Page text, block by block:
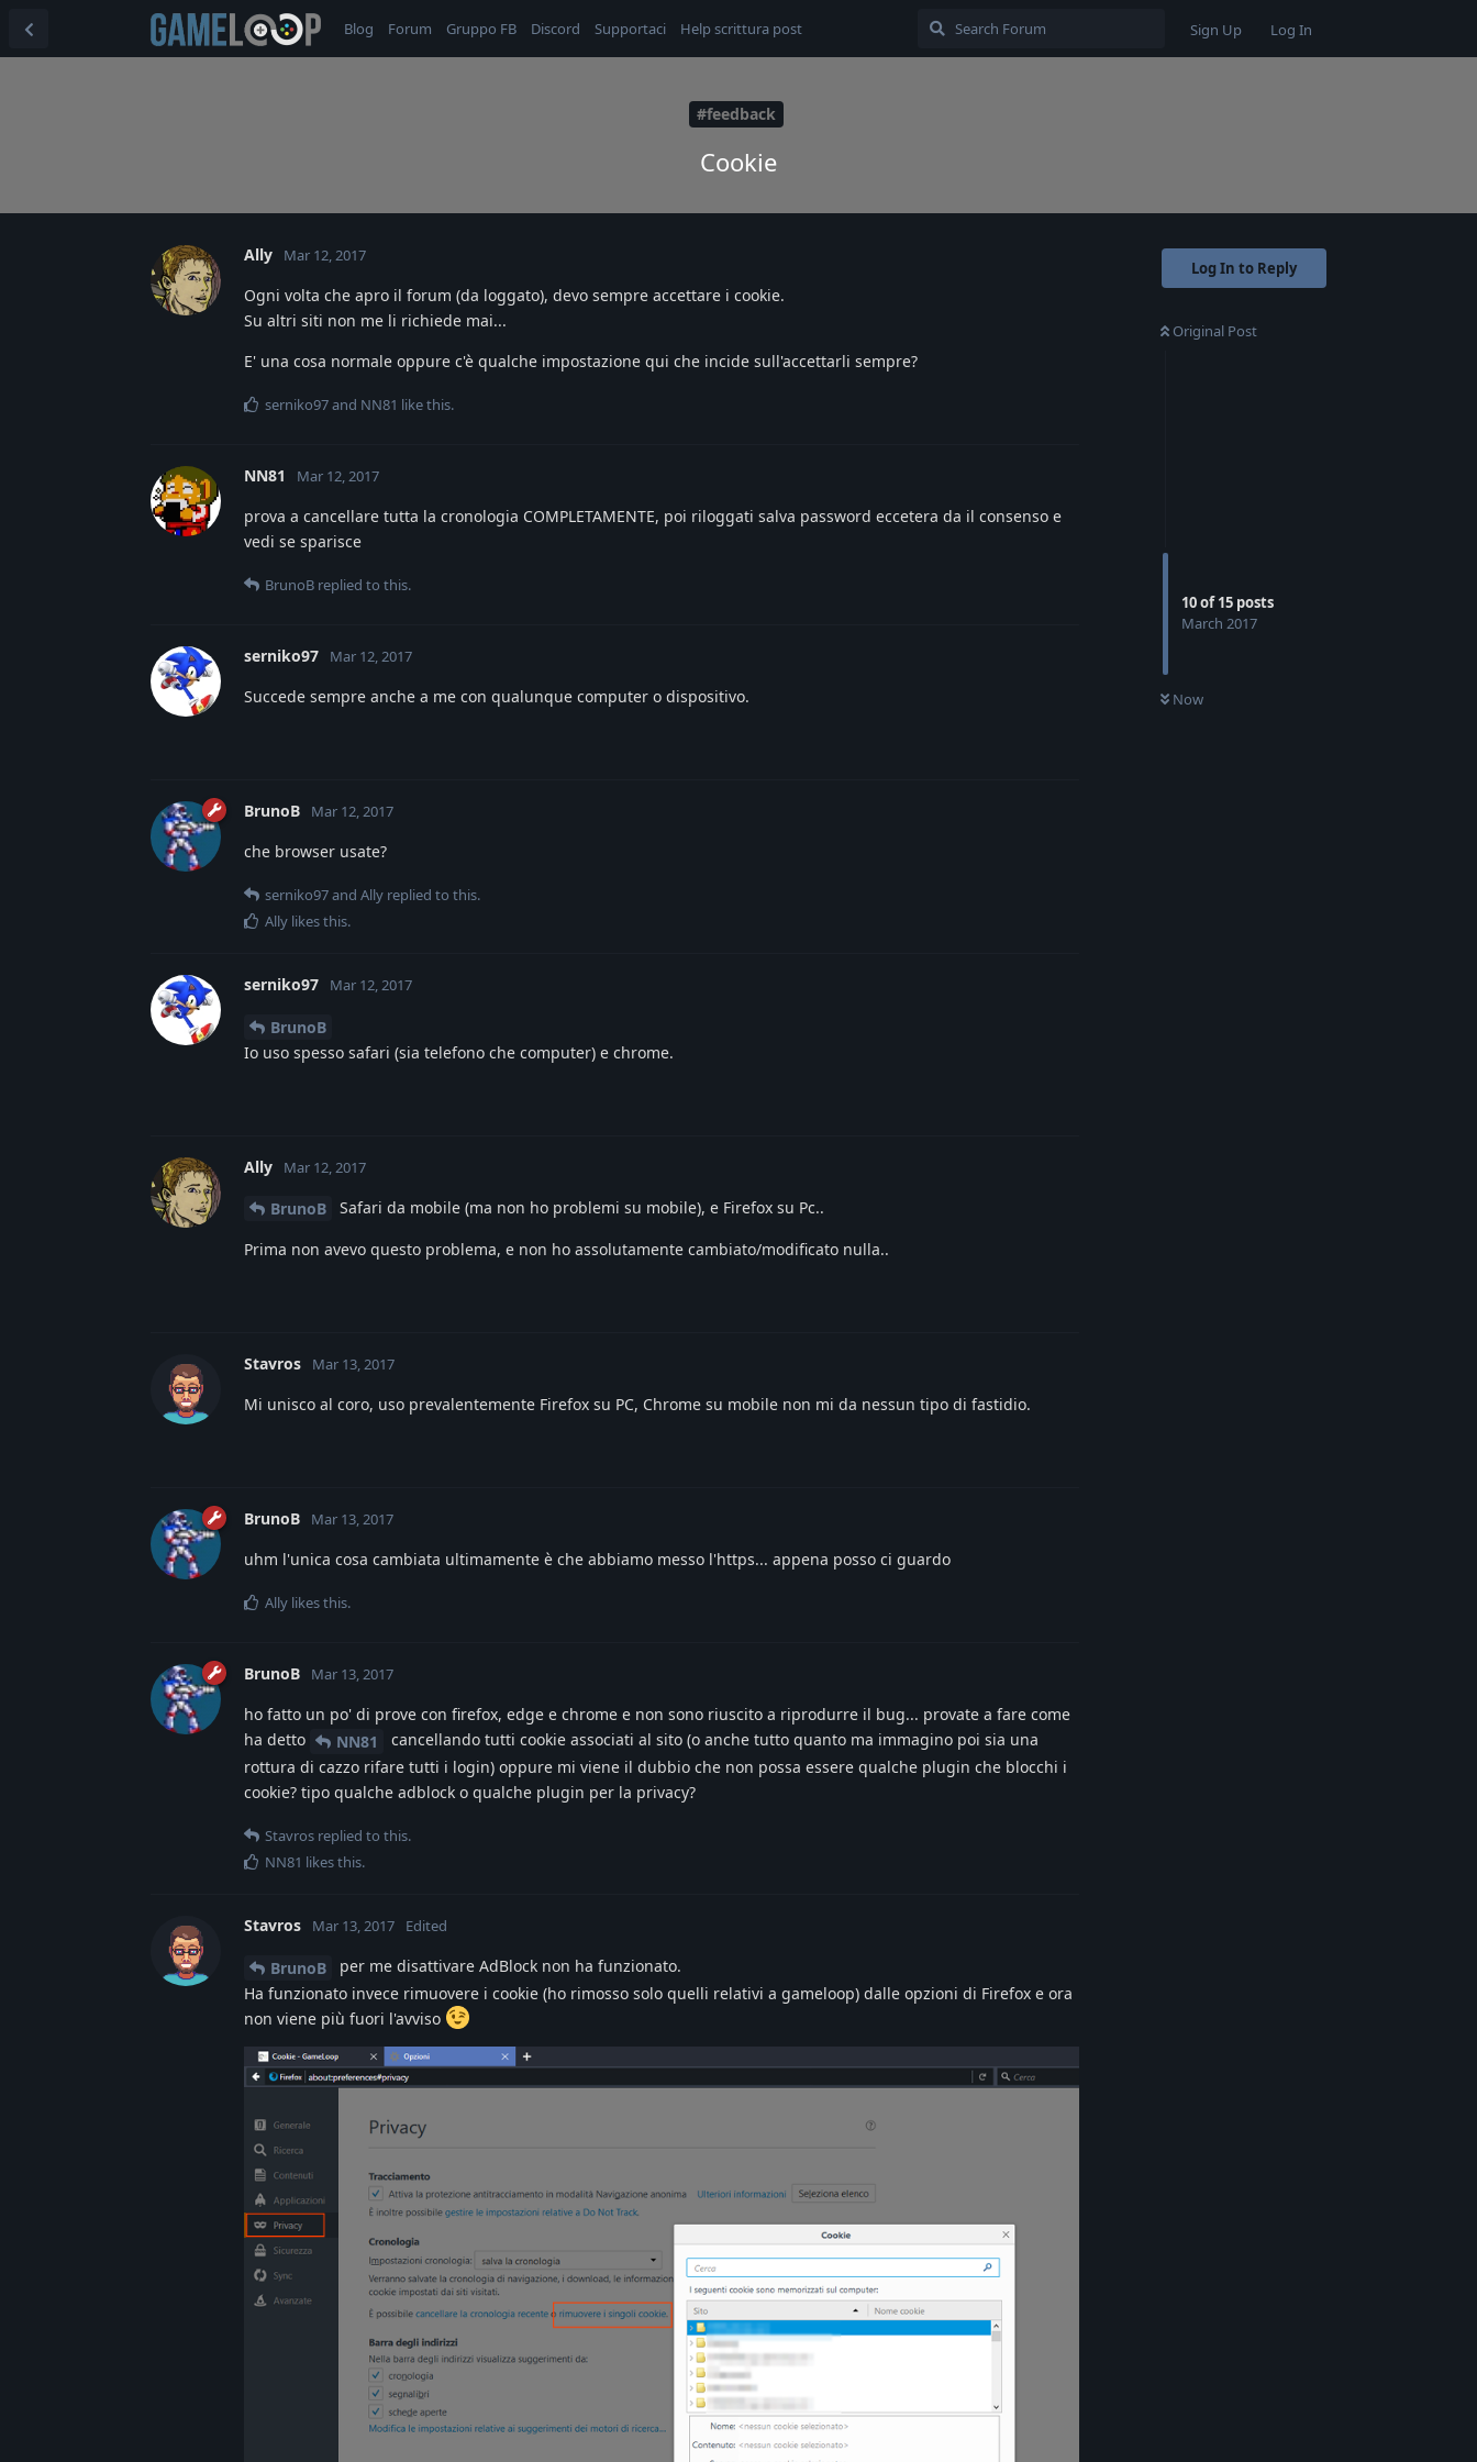
Blog Forum Gruppo FB Discord Supportaci Help scrittura post Sign Up Log In
#feedback
Cookie
Log In to Reply
Original Post
10of15 posts
March 2017
Now
Ally Mar 12, 2017
Ogni volta che apro il forum (da loggato), devo sempre accettare i cookie.
Su altri siti non me li richiede mai...
E' una cosa normale oppure c'è qualche impostazione qui che incide sull'accettarli sempre?
serniko97and NN81 like this.
NN81 Mar 12, 2017
prova a cancellare tutta la cronologia COMPLETAMENTE, poi riloggati salva password eccetera da il consenso e
vedi se sparisce
BrunoB replied to this.
serniko97 Mar 12, 2017
Succede sempre anche a me con qualunque computer o dispositivo.
BrunoB Mar 12, 2017
che browser usate?
serniko97and Ally replied to this.
Ally likes this.
serniko97 Mar 12, 2017
BrunoB
Io uso spesso safari (sia telefono che computer) e chrome.
Ally Mar 12, 2017
BrunoB Safari da mobile (ma non ho problemi su mobile), e Firefox su Pc..
Prima non avevo questo problema, e non ho assolutamente cambiato/modificato nulla..
Stavros Mar 13, 2017
Mi unisco al coro, uso prevalentemente Firefox su PC, Chrome su mobile non mi da nessun tipo di fastidio.
BrunoB Mar 13, 2017
uhm l'unica cosa cambiata ultimamente è che abbiamo messo l'https... appena posso ci guardo
Ally likes this.
BrunoB Mar 13, 2017
ho fatto un po' di prove con firefox, edge e chrome e non sono riuscito a riprodurre il bug... provate a fare come
ha detto
NN81
cancellando tutti cookie associati al sito (o anche tutto quanto ma immagino poi sia una
rottura di cazzo rifare tutti i login) oppure mi viene il dubbio che non possa essere qualche plugin che blocchi i
cookie? tipo qualche adblock o qualche plugin per la privacy?
Stavros replied to this.
NN81 likes this.
Stavros Mar 13, 2017 Edited
BrunoB
per me disattivare AdBlock non ha funzionato.
Ha funzionato invece rimuovere i cookie (ho rimosso solo quelli relativi a gameloop) dalle opzioni di Firefox e ora
non viene più fuori l'avviso